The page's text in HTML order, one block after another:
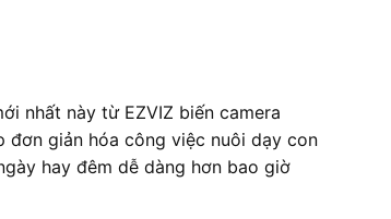
nhất này từ EZVIZ biến camera
đơn giản hóa công việc nuôi dạy con
hay đêm dễ dàng hơn bao giờ